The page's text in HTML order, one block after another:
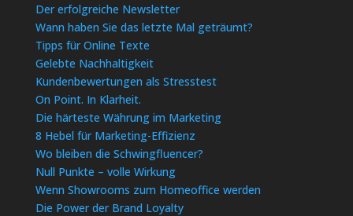
Der erfolgreiche Newsletter
Wann haben Sie das letzte Mal geträumt?
Tipps für Online Texte
Gelebte Nachhaltigkeit
Kundenbewertungen als Stresstest
On Point. In Klarheit.
Die härteste Währung im Marketing
8 Hebel für Marketing-Effizienz
Wo bleiben die Schwingfluencer?
Null Punkte – volle Wirkung
Wenn Showrooms zum Homeoffice werden
Die Power der Brand Loyalty